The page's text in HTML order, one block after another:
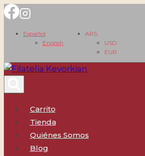
Saltar
contenido
Español
English
ARS
USD
EUR
Carrito
Tienda
Quiénes Somos
Blog